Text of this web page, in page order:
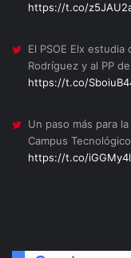
https://t.co/
El PSOE Elx
Rodríguez y al PP
https://t.co/
Un paso más para
Campus Tecnológico
https://t.co/